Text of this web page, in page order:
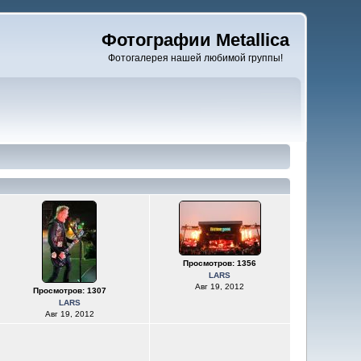
Фотографии Metallica
Фотогалерея нашей любимой группы!
Просмотров: 1307
LARS
Авг 19, 2012
Просмотров: 1356
LARS
Авг 19, 2012